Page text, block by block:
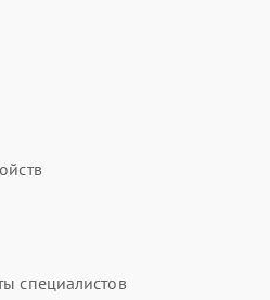
специалистов